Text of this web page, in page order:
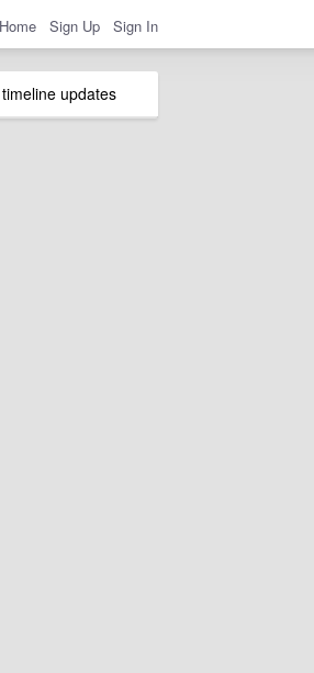
Home Sign Up Sign In
updates